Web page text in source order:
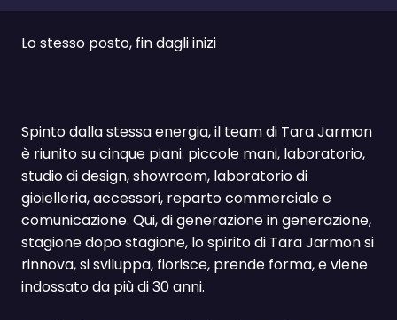
Lo stesso posto, fin dagli inizi
Spinto dalla stessa energia, il team di Tara Jarmon
è riunito su cinque piani: piccole mani, laboratorio,
studio di design, showroom, laboratorio di
gioielleria, accessori, reparto commerciale e
comunicazione. Qui, di generazione in generazione,
stagione dopo stagione, lo spirito di Tara Jarmon si
rinnova, si sviluppa, fiorisce, prende forma, e viene
indossato da più di 30 anni.